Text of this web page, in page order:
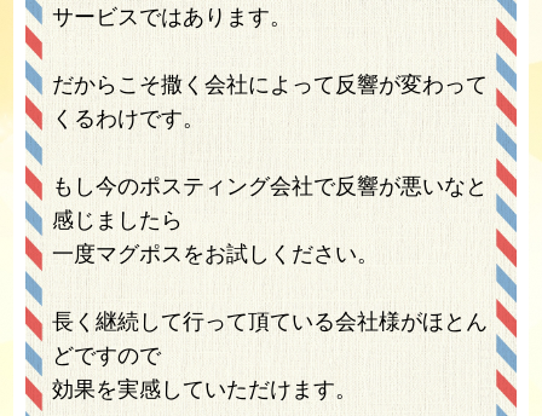
サービスではあります。
だからこそ撒く会社によって反響が変わって
くるわけです。
もし今のポスティング会社で反響が悪いなと
感じましたら
一度マグポスをお試しください。
長く継続して行って頂ている会社様がほとん
どですので
効果を実感していただけます。